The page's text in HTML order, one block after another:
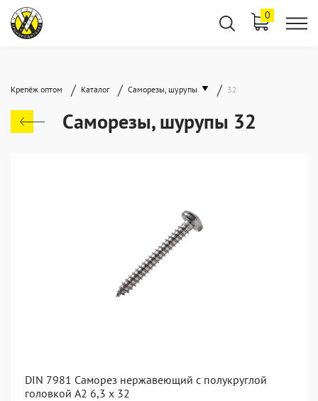
0
Крепёж оптом / Каталог / Саморезы, шурупы / 32
Саморезы, шурупы 32
DIN 7981 Саморез нержавеющий с полукруглой
головкой А2 6,3 x 32